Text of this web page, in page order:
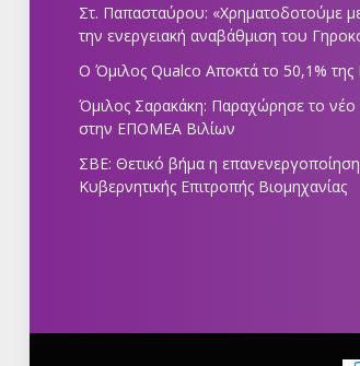
Στ. Παπασταύρου: «Χρηματοδοτούμε
την ενεργειακή αναβάθμιση του
Ο Όμιλος Qualco Αποκτά το 50,1% της
Όμιλος Σαρακάκη: Παραχώρησε το
στην ΕΠΟΜΕΑ Βιλίων
ΣΒΕ: Θετικό βήμα η
Κυβερνητικής Επιτροπής Βιομηχανίας